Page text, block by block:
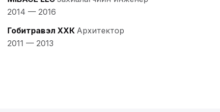
2014 — 2016
Гобитравэл ХХК Архитектор
2011 — 2013